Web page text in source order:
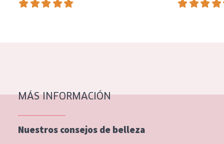
Lift+
Piel normal y seca
Piel mixata o grasa
Piel madura
MÁS INFORMACIÓN
Nuestros consejos de belleza